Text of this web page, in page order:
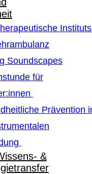
Soundscapes
für
Prävention
&